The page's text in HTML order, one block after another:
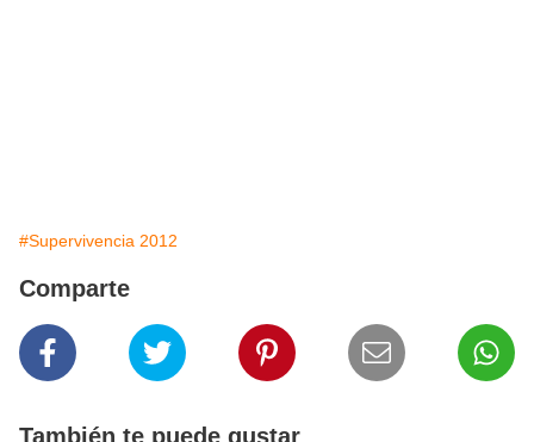
#Supervivencia 2012
Comparte
También te puede gustar